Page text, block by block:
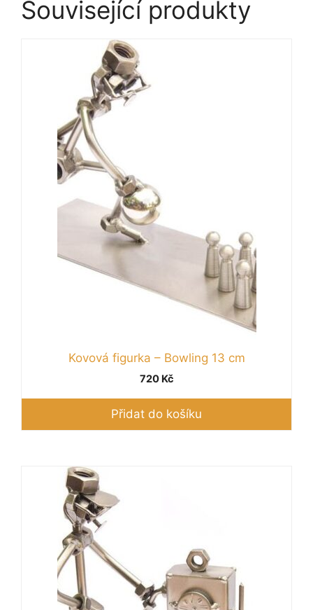
Související produkty
Kovová figurka – Bowling 13 cm
720 Kč
Přidat do košíku